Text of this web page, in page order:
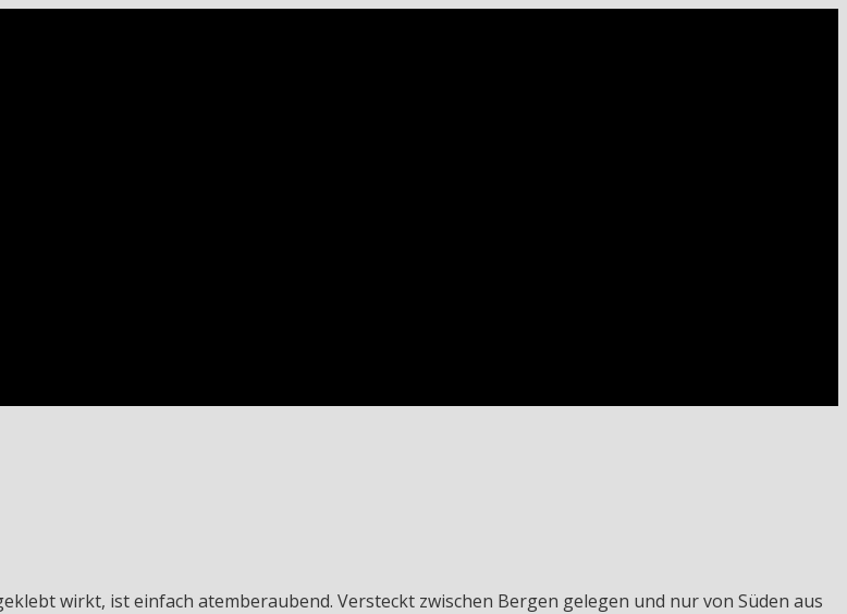
wirkt, ist einfach atemberaubend. Versteckt zwischen Bergen gelegen und nur von Süden aus